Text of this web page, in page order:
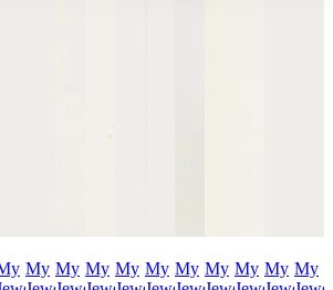
My My My My My My My My My My